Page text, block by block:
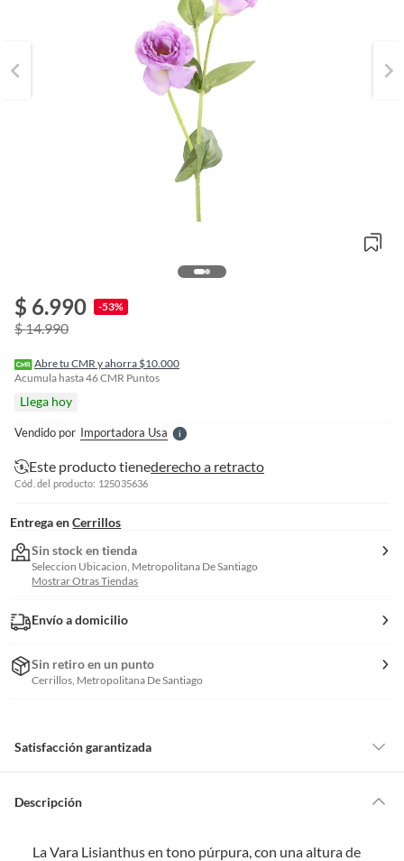
$ 6.990 -53%
$ 14.990
Abre tu CMR y ahorra $10.000
Acumula hasta46CMR Puntos
Llega hoy
Vendido por Importadora UsaS
r
Este producto tienederecho a retracto
Cód. del producto: 125035636
Entrega en Cerrillos
Sin stock en tienda
Seleccion Ubicacion, Metropolitana De Santiago
Mostrar Otras Tiendas
Envío a domicilio
Sin retiro en un punto
Cerrillos, Metropolitana De Santiago
Satisfacción garantizada
de la compra.
comprado por internet y que hay ciertas categorías que no tienen este
Descripción
La Vara Lisianthus en tono púrpura, con una altura de